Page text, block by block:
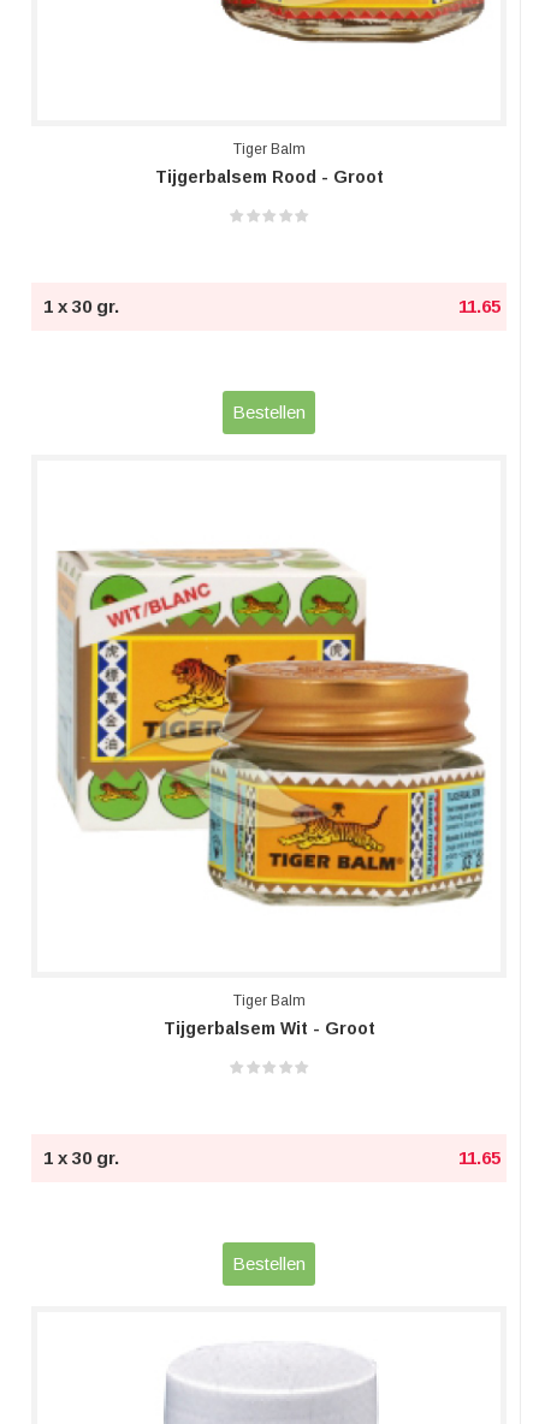
Tiger Balm
Tijgerbalsem Rood - Groot
1 x 30 gr. 11.65
Bestellen
Tiger Balm
Tijgerbalsem Wit - Groot
1 x 30 gr. 11.65
Bestellen